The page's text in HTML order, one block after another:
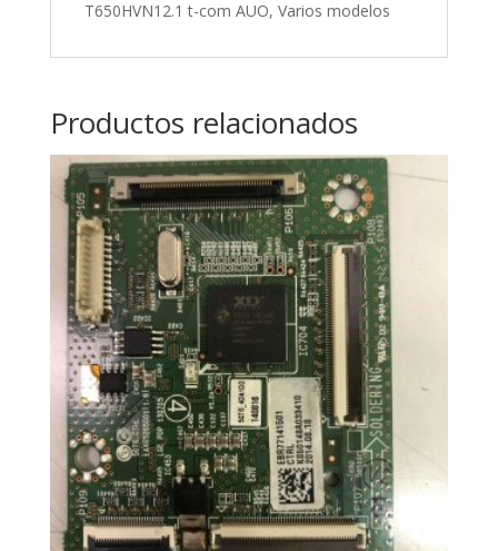
T650HVN12.1 t-com AUO, Varios modelos
Productos relacionados